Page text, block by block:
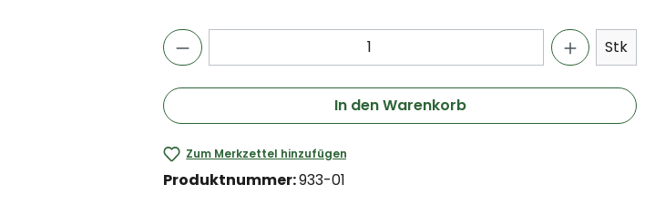
Stk
In den Warenkorb
Zum Merkzettel hinzufügen
Produktnummer:933-01